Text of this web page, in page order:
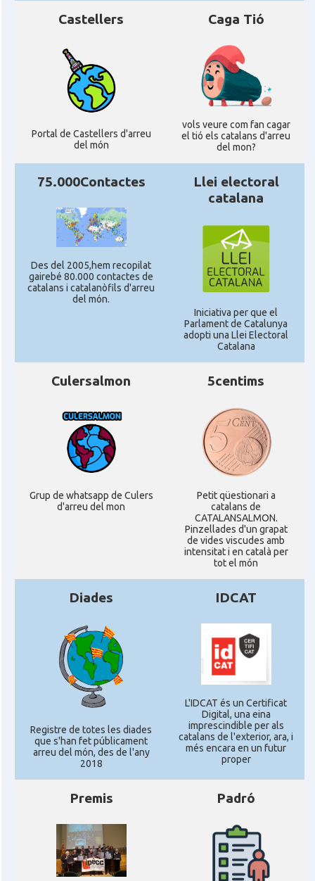
Castellers
Portal de Castellers d'arreu
del món
Caga Tió
vols veure com fan cagar
el tió els catalans d'arreu
del mon?
75.000Contactes
Des del 2005,hem recopilat
gairebé 80.000 contactes de
catalans i catalanòfils d'arreu
del món.
Llei electoral
catalana
Iniciativa per que el
Parlament de Catalunya
adopti una Llei Electoral
Catalana
Culersalmon
Grup de whatsapp de Culers
d'arreu del mon
5centims
Petit qüestionari a
catalans de
CATALANSALMON.
Pinzellades d'un grapat
de vides viscudes amb
intensitat i en català per
tot el món
Diades
Registre de totes les diades
que s'han fet públicament
arreu del món, des de l'any
2018
IDCAT
L'IDCAT és un Certificat
Digital, una eina
imprescindible per als
catalans de l'exterior, ara, i
més encara en un futur
proper
Premis Padró